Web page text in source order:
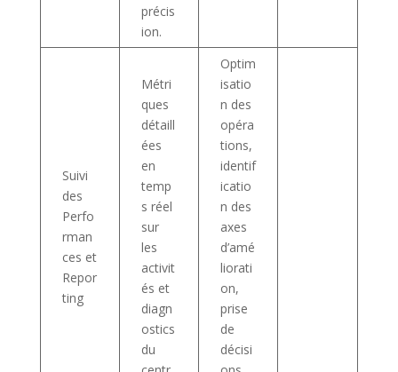
précis
ion.
Suivi
des
Perfo
rman
ces et
Repor
ting
Métri
ques
détaill
ées
en
temp
s réel
sur
les
activit
és et
diagn
ostics
du
Optim
isatio
n des
opéra
tions,
identif
icatio
n des
axes
d’amé
liorati
on,
prise
de
décisi